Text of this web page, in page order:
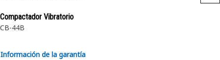
Compactador Vibratorio
CB-44B
Información de la garantía